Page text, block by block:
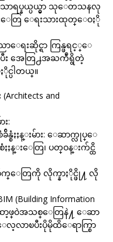
ာရပ္နယ္ပယ္မွာ သုေတသနလု
းေတြ ေရးသားထုတ္ေဝႏို
ညာေရးဆိုင္ရာ ကြန္ဖရင့္ေ
ပီး အေတြ႕အႀကဳံရွိတဲ့
ပါတယ္။
and
:
ႏႈန္းမ်ား: ေဆာက္လုပ္ေ
ႈန္းေတြ၊ ပတ္ဝန္းက်င္ထိ
တြကို လိုက္နာႏိုင္ဖို႔ လို
(Building Information
ဆာ့ဖ္ဝဲအသစ္ေတြနဲ႔ ေဆာ
ာၿပီးပိုမိုထိေရာက္စြာ